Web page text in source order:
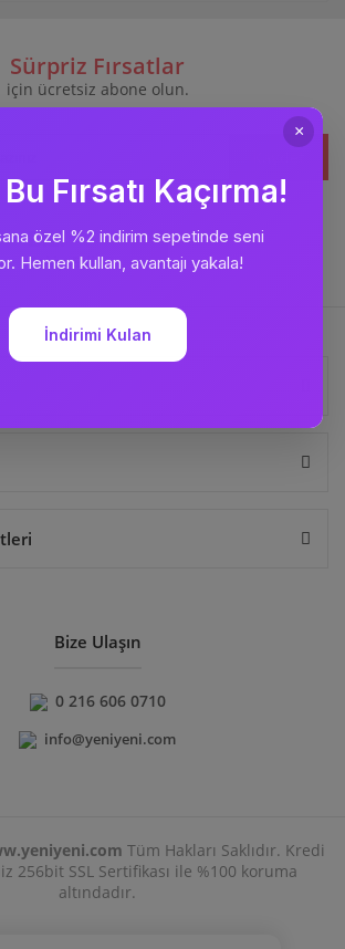
Sürpriz Fırsatlar
için ücretsiz abone olun.
Bizi
Takip Edin
Bize Ulaşın
0 216 606 0710
info@yeniyeni.com
Tüm Hakları Saklıdır. Kredi
256bit SSL Sertifikası ile %100 koruma
altındadır.